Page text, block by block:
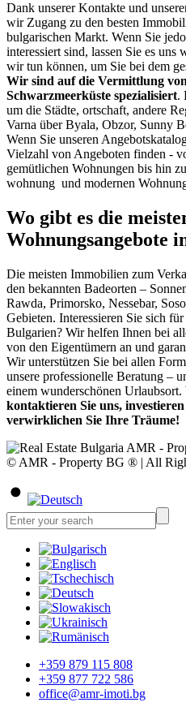
Dank unserer Kontakte und
wir Zugang zu den besten
bulgarischen Markt. Wenn Sie
interessiert sind, lassen Sie es uns
wir tun können, um Sie bei dem
Wir sind auf die Vermittlung
Schwarzmeerküste spezialisiert.
um die Städte, ortschaft, andere
Varna über Byala, Obzor, Sunny
Wenn Sie unseren
Vielzahl von Angeboten finden -
gemütlichen Wohnungen bis hin
wohnung und modernen
Wo gibt es die
Wohnungsangebote
Die meisten Immobilien zum
den bekannten Badeorten –
Rawda, Primorsko, Nessebar,
Gebieten. Interessieren Sie sich
Bulgarien? Wir helfen Ihnen bei
von den Eigentümern an und
Wir unterstützen Sie bei allen
unsere professionelle Beratung –
einem wunderschönen Urlaubsort.
kontaktieren Sie uns,
verwirklichen Sie Ihre Träume!
© AMR - Property BG ® | All
+359 879 115 808
+359 877 722 586
office@amr-imoti.bg